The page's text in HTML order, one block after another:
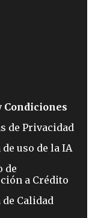
Condiciones
de Privacidad
uso de la IA
de
a Crédito
Calidad